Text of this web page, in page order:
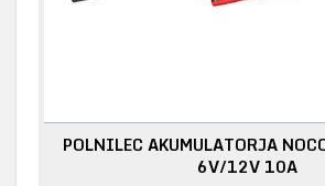
POLNILEC AKUMULATORJA
6V/12V 10A